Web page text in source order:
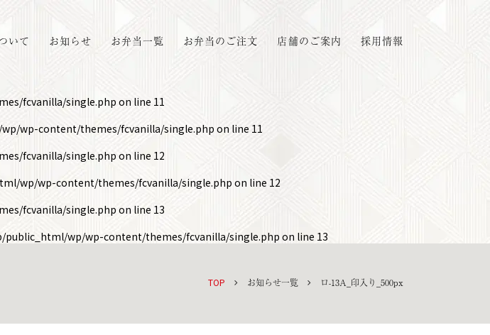
いて お知らせ お弁当一覧 お弁当のご注文 店舗のご案内 採用情報
fcvanilla/single.phpon line 11
wp-content/themes/fcvanilla/single.php on line 11
fcvanilla/single.phpon line 12
wp/wp-content/themes/fcvanilla/single.php on line 12
fcvanilla/single.phpon line 13
public_html/wp/wp-content/themes/fcvanilla/single.php on line 13
TOP お知らせ一覧 ロ-13A_印入り_500px